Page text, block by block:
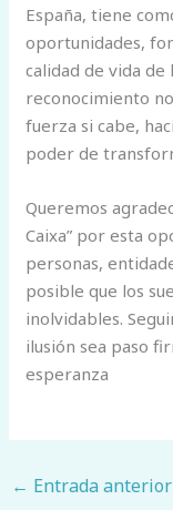
España, tiene
oportunidades,
calidad de vida de
reconocimiento
fuerza si cabe,
poder de
Queremos
Caixa” por esta
personas,
posible que los
inolvidables.
ilusión sea paso
esperanza
← Entrada anterior